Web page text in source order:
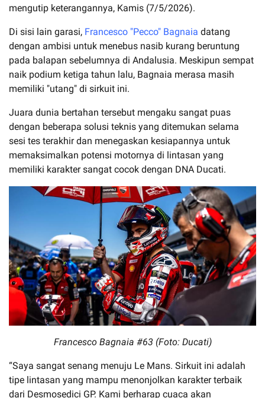
mengutip keterangannya, Kamis (7/5/2026).
Di sisi lain garasi, Francesco "Pecco" Bagnaia datang
dengan ambisi untuk menebus nasib kurang beruntung
pada balapan sebelumnya di Andalusia. Meskipun sempat
naik podium ketiga tahun lalu, Bagnaia merasa masih
memiliki "utang" di sirkuit ini.
Juara dunia bertahan tersebut mengaku sangat puas
dengan beberapa solusi teknis yang ditemukan selama
sesi tes terakhir dan menegaskan kesiapannya untuk
memaksimalkan potensi motornya di lintasan yang
memiliki karakter sangat cocok dengan DNA Ducati.
Francesco Bagnaia #63 (Foto: Ducati)
“Saya sangat senang menuju Le Mans. Sirkuit ini adalah
tipe lintasan yang mampu menonjolkan karakter terbaik
dari Desmosedici GP. Kami berharap cuaca akan